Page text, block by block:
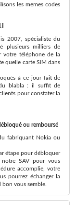
les memes codes
2007, spécialiste du
plusieurs milliers de
votre téléphone de la
quelle carte SIM dans
à ce jour fait de
blabla : il suffit de
pour constater la
ou remboursé
fabriquant Nokia ou
étape pour débloquer
SAV pour vous
accomplie, votre
pourrez échanger la
vous semble.